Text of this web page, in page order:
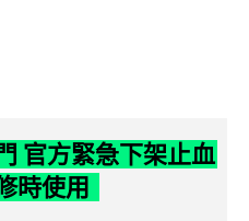
官方緊急下架止血
時使用